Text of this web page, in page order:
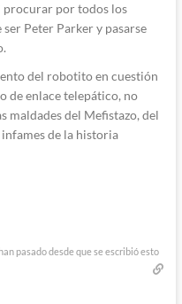
procurar por todos los
Peter Parker y pasarse
del robotito en cuestión
de enlace telepático, no
maldades del Mefistazo, del
de la historia
pasado desde que se escribió esto